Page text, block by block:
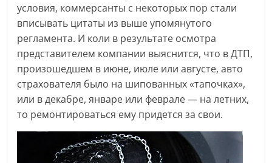
условия, коммерсанты с некоторых пор стали
вписывать цитаты из выше упомянутого
регламента. И коли в результате осмотра
представителем компании выяснится, что в ДТП,
произошедшем в июне, июле или августе, авто
страхователя было на шипованных «тапочках»,
или в декабре, январе или феврале — на летних,
то ремонтироваться ему придется за свои.